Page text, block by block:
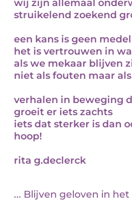
wij zijn allemaal
struikelend zoekend
een kans is geen
het is vertrouwen in
als we mekaar blijven
niet als fouten maar als
verhalen in beweging
groeit er iets zachts
iets dat sterker is dan
hoop!
rita g.declerck
... Blijven geloven in